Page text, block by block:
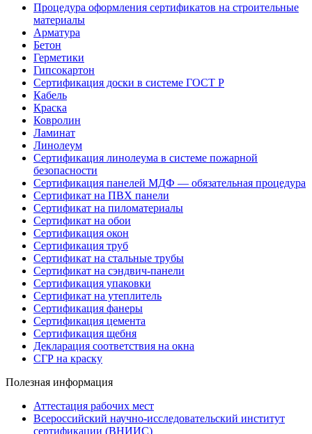
Процедура оформления сертификатов на строительные
материалы
Арматура
Бетон
Герметики
Гипсокартон
Сертификация доски в системе ГОСТ Р
Кабель
Краска
Ковролин
Ламинат
Линолеум
Сертификация линолеума в системе пожарной
безопасности
Сертификация панелей МДФ — обязательная процедура
Сертификат на ПВХ панели
Сертификат на пиломатериалы
Сертификат на обои
Сертификация окон
Сертификация труб
Сертификат на стальные трубы
Сертификат на сэндвич-панели
Сертификация упаковки
Сертификат на утеплитель
Сертификация фанеры
Сертификация цемента
Сертификация щебня
Декларация соответствия на окна
СГР на краску
Полезная информация
Аттестация рабочих мест
Всероссийский научно-исследовательский институт
сертификации (ВНИИС)